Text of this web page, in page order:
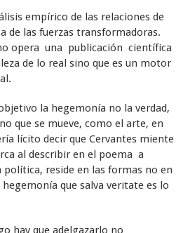
empírico de las relaciones de
de las fuerzas transformadoras.
opera una publicación científica
de lo real sino que es un motor
la hegemonía no la verdad,
que se mueve, como el arte, en
lícito decir que Cervantes miente
al describir en el poema a
política, reside en las formas no en
hegemonía que salva veritate es lo
hay que adelgazarlo no